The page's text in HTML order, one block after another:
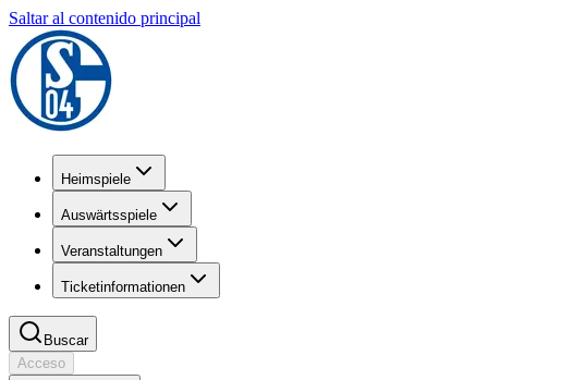
Saltar al contenido principal
Heimspiele
Auswärtsspiele
Veranstaltungen
Ticketinformationen
Buscar
Acceso